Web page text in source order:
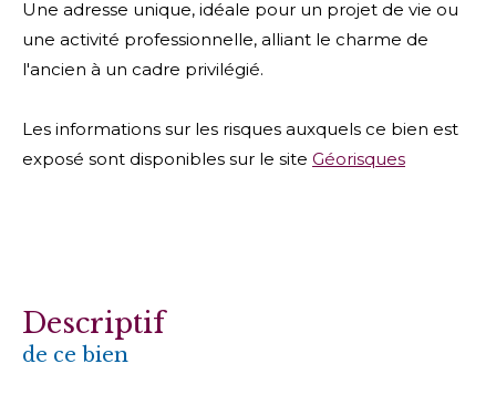
Une adresse unique, idéale pour un projet de vie ou
une activité professionnelle, alliant le charme de
l'ancien à un cadre privilégié.
Les informations sur les risques auxquels ce bien est
exposé sont disponibles sur le site Géorisques
descriptif
de ce bien